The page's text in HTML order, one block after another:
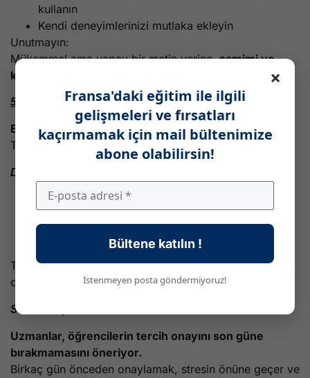
kullanın
Kendi deneyimlerinizi mutlaka ekleyin
Unutmayın:
Mükemmel ama yapay bir metin yerine,samimi ve
kişisel bir metin daha güçlüdür.
5. Tercihleri Onaylamayı Unutmak
En kritik hata:
Tercih yapmak yeterli değil,
onaylamak şart
Dikkat edilmesi gerekenler
Son tarih:1 Nisan 23:59
Son dakikaya bırakmayın
Teknik sorunlar veya beklenmeyen durumlar risk
oluşturabilir.
Son Tavsiye
Uzmanlar, öğrencilerin tercih onayını son güne
bırakmamasını öneriyor.
Birkaç gün önceden onaylamak, stresin önüne geçer ve
×
Fransa'daki eğitim ile ilgili
gelişmeleri ve fırsatları
kaçırmamak için mail bültenimize
abone olabilirsin!
Bültene katılın !
İstenmeyen posta göndermiyoruz!